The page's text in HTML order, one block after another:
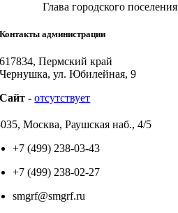
Глава городского поселения
Контакты администрации
617834, Пермский край
Чернушка, ул. Юбилейная, 9
Cайт - отсутствует
Москва, Раушская наб., 4/5
+7 (499) 238-03-43
+7 (499) 238-02-27
smgrf@smgrf.ru